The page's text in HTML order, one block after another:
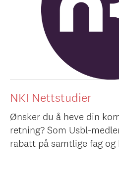
NKI Nettstudier
Ønsker du å heve din
retning? Som Usbl-
rabatt på samtlige fag og